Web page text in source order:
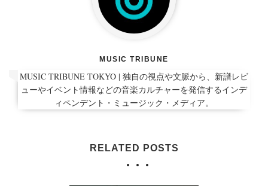
MUSIC TRIBUNE
MUSIC TRIBUNE TOKYO | 独自の視点や文脈から、新譜レビ
ューやイベント情報などの音楽カルチャーを発信するインデ
ィペンデント・ミュージック・メディア。
RELATED POSTS